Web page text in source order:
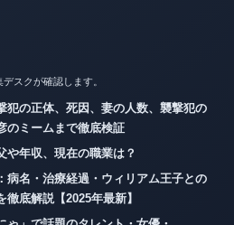
スクが確認します。
犯の正体、死因、妻の人数、襲撃犯の
のミームまで徹底検証
や年収、現在の職業は？
病名・治療経過・ウィリアム王子との
底解説【2025年最新】